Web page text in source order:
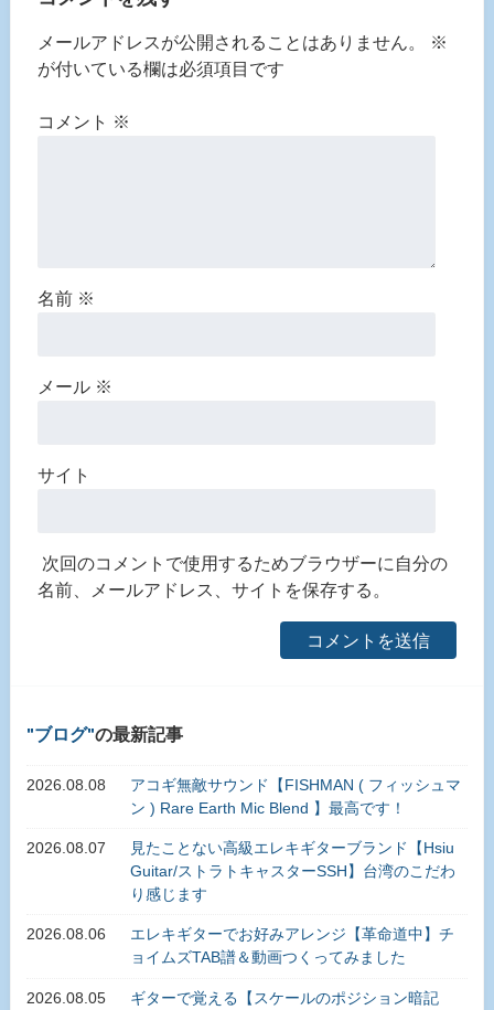
メールアドレスが公開されることはありません。
※
が付いている欄は必須項目です
コメント ※
名前 ※
メール ※
サイト
次回のコメントで使用するためブラウザーに自分の
名前、メールアドレス、サイトを保存する。
ブログ の最新記事
2026.08.08
アコギ無敵サウンド【FISHMAN ( フィッシュマ
ン ) Rare Earth Mic Blend 】最高です！
2026.08.07
見たことない高級エレキギターブランド【Hsiu
Guitar/ストラトキャスターSSH】台湾のこだわ
り感じます
2026.08.06
エレキギターでお好みアレンジ【革命道中】チ
ョイムズTAB譜＆動画つくってみました
2026.08.05
ギターで覚える【スケールのポジション暗記